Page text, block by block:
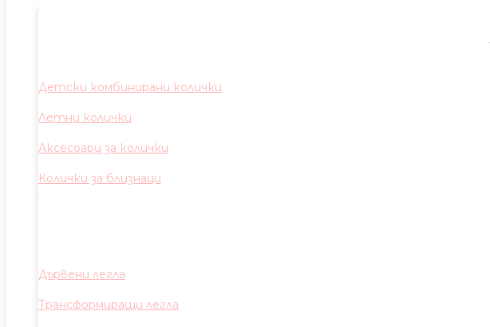
Детски комбинирани колички
Летни колички
Аксесоари за колички
Колички за близнаци
Дървени легла
Трансформиращи легла